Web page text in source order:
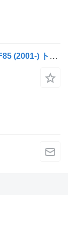
DAF LF45, LF55, LF180, CF65, CF75, CF85 (2001-) トラクタートラックのためのDAF CF75 (01.01-) 1744085 エアコンコンデンサ